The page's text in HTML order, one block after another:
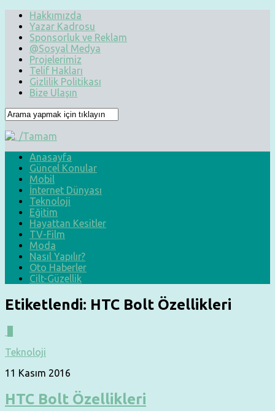
Hakkımızda
Yazar Kadrosu
Sponsorluk ve Reklam
@Sosyal Medya
Projelerimiz
Telif Hakları
Gizlilik Politikası
Bize Ulaşın
Anasayfa
Güncel Konular
Mobil
İnternet Dünyası
Teknoloji
Eğitim
Hayattan Kesitler
TV-Film
Moda
Nasıl Yapılır?
Oto Haberler
Cilt-Güzellik
Etiketlendi: HTC Bolt Özellikleri
Teknoloji
11 Kasım 2016
HTC Bolt Özellikleri